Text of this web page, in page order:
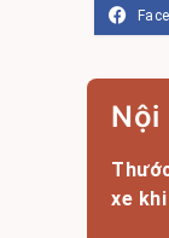
Nội
xe